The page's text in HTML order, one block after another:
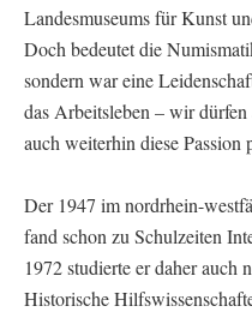
Landesmuseums für Kunst
Doch bedeutet die
sondern war eine
das Arbeitsleben – wir dürfen
auch weiterhin diese Passion
Der 1947 im nordrhein-
fand schon zu Schulzeiten
1972 studierte er daher auch
Historische